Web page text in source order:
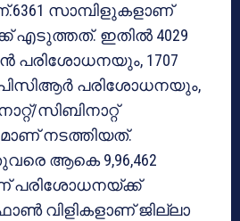
സാമ്പിളുകളാണ്
എടുത്തത്. ഇതിൽ 4029
പരിശോധനയും, 1707
പിസിആർ പരിശോധനയും,
സിബിനാറ്റ്
നടത്തിയത്.
ആകെ 9,96,462
പരിശോധനയ്ക്ക്
വിളികളാണ് ജില്ലാ